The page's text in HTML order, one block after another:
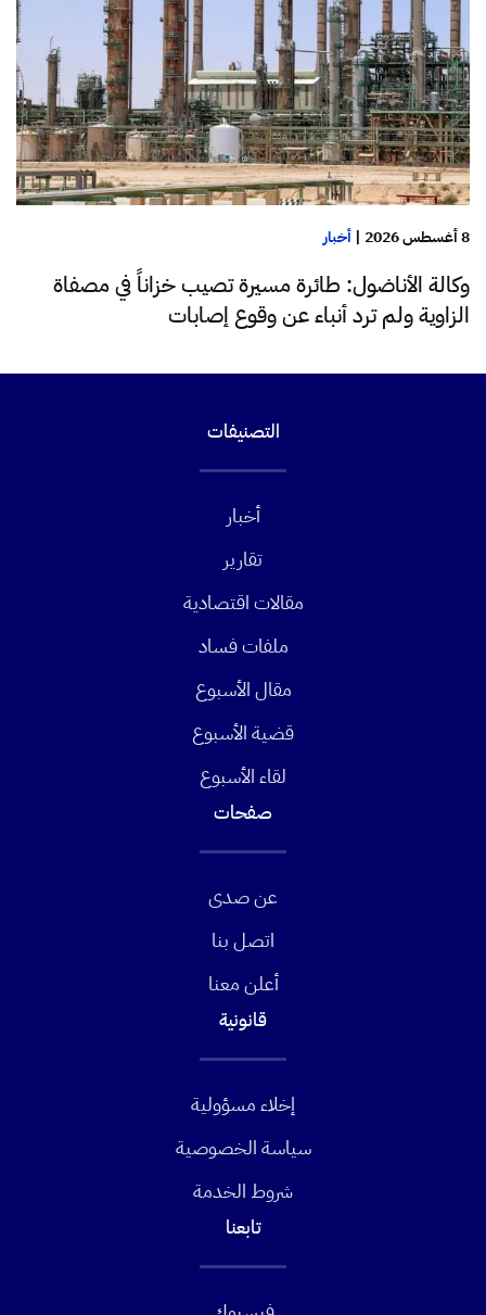
8 أغسطس 2026 | أخبار
وكالة الأناضول: طائرة مسيرة تصيب خزاناً في مصفاة
الزاوية ولم ترد أنباء عن وقوع إصابات
التصنيفات
أخبار
تقارير
مقالات اقتصادية
ملفات فساد
مقال الأسبوع
قضية الأسبوع
لقاء الأسبوع
صفحات
عن صدى
اتصل بنا
أعلن معنا
قانونية
إخلاء مسؤولية
سياسة الخصوصية
شروط الخدمة
تابعنا